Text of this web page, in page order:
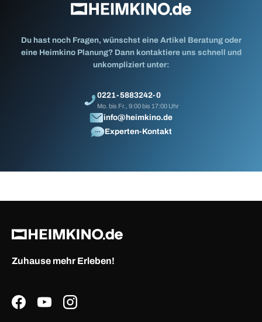
Du hast noch Fragen, wünschst eine Artikel Beratung oder
eine Heimkino Planung? Dann kontaktiere uns schnell und
unkompliziert unter:
0221-5883242-0
Mo. bis Fr., 9:00 bis 17:00 Uhr
info@heimkino.de
Experten-Kontakt
Zuhause mehr Erleben!
FacebookYouTubeInstagram